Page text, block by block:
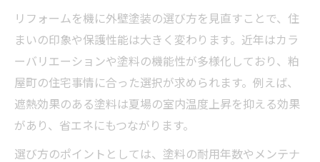
リフォームを機に外壁塗装の選び方を見直すことで、住
まいの印象や保護性能は大きく変わります。近年はカラ
ーバリエーションや塗料の機能性が多様化しており、粕
屋町の住宅事情に合った選択が求められます。例えば、
遮熱効果のある塗料は夏場の室内温度上昇を抑える効果
があり、省エネにもつながります。
選び方のポイントとしては、塗料の耐用年数やメンテナ